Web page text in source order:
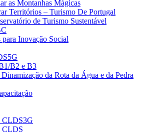
as Montanhas Mágicas
Territórios – Turismo De Portugal
de Turismo Sustentável
para Inovação Social
B2 e B3
da Rota da Água e da Pedra
CLDS3G
CLDS